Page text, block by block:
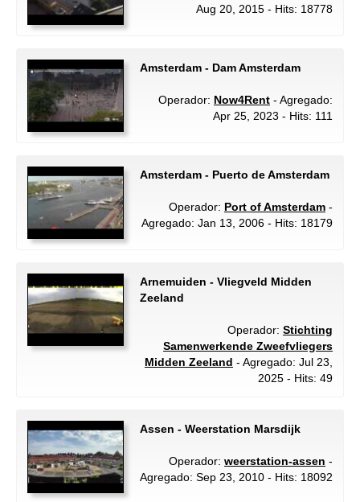
Aug 20, 2015 - Hits: 18778
Amsterdam - Dam Amsterdam
Operador: Now4Rent - Agregado:
Apr 25, 2023 - Hits: 111
Amsterdam - Puerto de Amsterdam
Operador: Port of Amsterdam -
Agregado: Jan 13, 2006 - Hits: 18179
Arnemuiden - Vliegveld Midden
Zeeland
Operador: Stichting
Samenwerkende Zweefvliegers
Midden Zeeland - Agregado: Jul 23,
2025 - Hits: 49
Assen - Weerstation Marsdijk
Operador: weerstation-assen -
Agregado: Sep 23, 2010 - Hits: 18092